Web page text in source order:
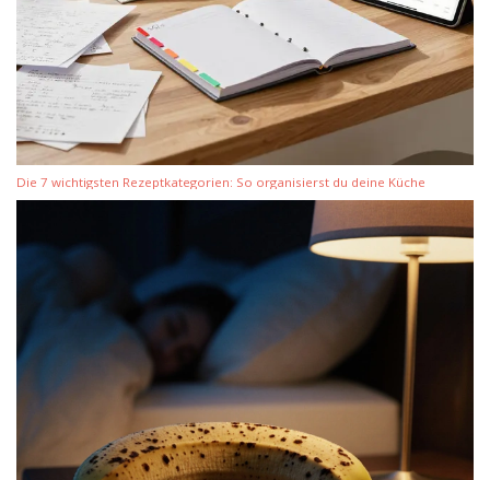
Die 7 wichtigsten Rezeptkategorien: So organisierst du deine Küche